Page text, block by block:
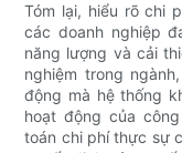
Tóm lại, hiểu rõ chi
các doanh nghiệp
năng lượng và cải
nghiệm trong
động mà hệ thống
hoạt động của
toán chi phí thực sự